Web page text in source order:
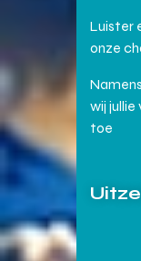
Luister
onze
wij
toe